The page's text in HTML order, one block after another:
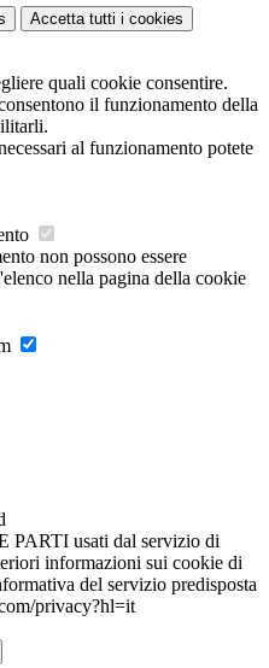
Accetta tutti i cookies
quali cookie consentire.
il funzionamento della
al funzionamento potete
non possono essere
nella pagina della cookie
usati dal servizio di
informazioni sui cookie di
del servizio predisposta
privacy?hl=it